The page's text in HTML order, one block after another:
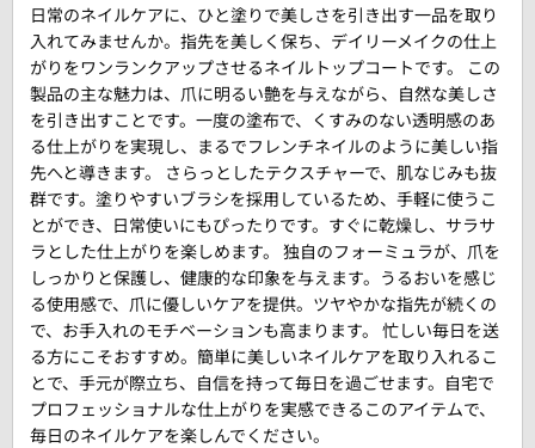
日常のネイルケアに、ひと塗りで美しさを引き出す一品を取り
入れてみませんか。指先を美しく保ち、デイリーメイクの仕上
がりをワンランクアップさせるネイルトップコートです。 この
製品の主な魅力は、爪に明るい艶を与えながら、自然な美しさ
を引き出すことです。一度の塗布で、くすみのない透明感のあ
る仕上がりを実現し、まるでフレンチネイルのように美しい指
先へと導きます。 さらっとしたテクスチャーで、肌なじみも抜
群です。塗りやすいブラシを採用しているため、手軽に使うこ
とができ、日常使いにもぴったりです。すぐに乾燥し、サラサ
ラとした仕上がりを楽しめます。 独自のフォーミュラが、爪を
しっかりと保護し、健康的な印象を与えます。うるおいを感じ
る使用感で、爪に優しいケアを提供。ツヤやかな指先が続くの
で、お手入れのモチベーションも高まります。 忙しい毎日を送
る方にこそおすすめ。簡単に美しいネイルケアを取り入れるこ
とで、手元が際立ち、自信を持って毎日を過ごせます。自宅で
プロフェッショナルな仕上がりを実感できるこのアイテムで、
毎日のネイルケアを楽しんでください。